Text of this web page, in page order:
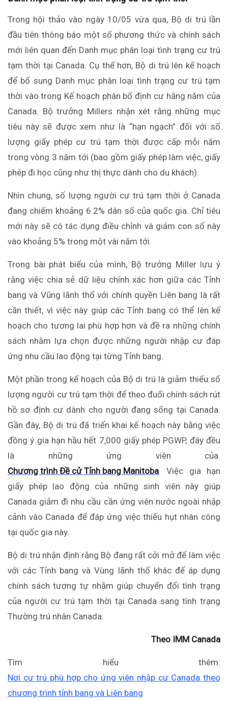
Trong hội thảo vào ngày 10/05 vừa qua, Bộ di trú lần
đầu tiên thông báo một số phương thức và chính sách
mới liên quan đến Danh mục phân loại tình trạng cư trú
tạm thời tại Canada. Cụ thể hơn, Bộ di trú lên kế hoạch
để bổ sung Danh mục phân loại tình trạng cư trú tạm
thời vào trong Kế hoạch phân bổ định cư hằng năm của
Canada. Bộ trưởng Millers nhận xét rằng những mục
tiêu này sẽ được xem như là “hạn ngạch” đối với số
lượng giấy phép cư trú tạm thời được cấp mỗi năm
trong vòng 3 năm tới (bao gồm giấy phép làm việc, giấy
phép đi học cũng như thị thực dành cho du khách).
Nhìn chung, số lượng người cư trú tạm thời ở Canada
đang chiếm khoảng 6.2% dân số của quốc gia. Chỉ tiêu
mới này sẽ có tác dụng điều chỉnh và giảm con số này
vào khoảng 5% trong một vài năm tới.
Trong bài phát biểu của mình, Bộ trưởng Miller lưu ý
rằng việc chia sẻ dữ liệu chính xác hơn giữa các Tỉnh
bang và Vũng lãnh thổ với chính quyền Liên bang là rất
cần thiết, vì việc này giúp các Tỉnh bang có thể lên kế
hoạch cho tương lai phù hợp hơn và đề ra những chính
sách nhằm lựa chọn được những người nhập cư đáp
ứng nhu cầu lao động tại từng Tỉnh bang.
Một phần trong kế hoạch của Bộ di trú là giảm thiểu số
lượng người cư trú tạm thời để theo đuổi chính sách rút
hồ sơ định cư dành cho người đang sống tại Canada.
Gần đây, Bộ di trú đã triển khai kế hoạch này bằng việc
đồng ý gia hạn hầu hết 7,000 giấy phép PGWP, đây đều
là những ứng viên của
Chương trình Đề cử Tỉnh bang Manitoba. Việc gia hạn
giấy phép lao động của những sinh viên này giúp
Canada giảm đi nhu cầu cần ứng viên nước ngoài nhập
cảnh vào Canada để đáp ứng việc thiếu hụt nhân công
tại quốc gia này.
Bộ di trú nhận định rằng Bộ đang rất cởi mở để làm việc
với các Tỉnh bang và Vùng lãnh thổ khác để áp dụng
chính sách tương tự nhằm giúp chuyển đổi tình trạng
của người cư trú tạm thời tại Canada sang tình trạng
Thường trú nhân Canada.
Theo IMM Canada
Tìm hiểu thêm:
Nơi cư trú phù hợp cho ứng viên nhập cư Canada theo
chương trình tỉnh bang và Liên bang